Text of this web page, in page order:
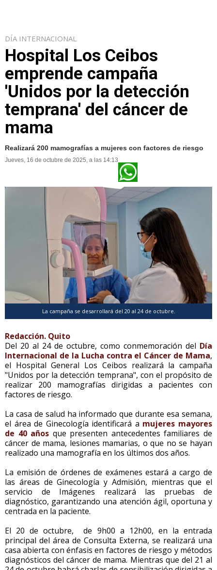
DÍA INTERNACIONAL
Hospital Los Ceibos
emprende campaña
'Unidos por la detección
temprana' del cáncer de
mama
Realizará 200 mamografías a mujeres con factores de riesgo
Jueves, 16 de octubre de 2025, a las 14:13
La campaña se desarrollará del 20 al 24 de octubre.
Redacción. Quito
Del 20 al 24 de octubre, como conmemoración del Día
Internacional de la Lucha contra el Cáncer de Mama,
el Hospital General Los Ceibos realizará la campaña
"Unidos por la detección temprana", con el propósito de
realizar 200 mamografías dirigidas a pacientes con
factores de riesgo.
La casa de salud ha informado que durante esa semana,
el área de Ginecología identificará a mujeres mayores
de 40 años que presenten antecedentes familiares de
cáncer de mama, lesiones mamarias, o que no se hayan
realizado una mamografía en los últimos dos años.
La emisión de órdenes de exámenes estará a cargo de
las áreas de Ginecología y Admisión, mientras que el
servicio de Imágenes realizará las pruebas de
diagnóstico, garantizando una atención ágil, oportuna y
centrada en la paciente.
El 20 de octubre, de 9h00 a 12h00, en la entrada
principal del área de Consulta Externa, se realizará una
casa abierta con énfasis en factores de riesgo y métodos
diagnósticos del cáncer de mama. Mientras que del 21 al